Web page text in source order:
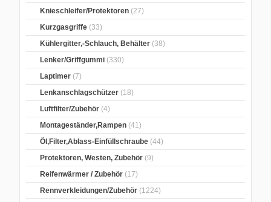
Knieschleifer/Protektoren (27)
Kurzgasgriffe (33)
Kühlergitter,-Schlauch, Behälter (38)
Lenker/Griffgummi (330)
Laptimer (7)
Lenkanschlagschützer (18)
Luftfilter/Zubehör (4)
Montageständer,Rampen (41)
Öl,Filter,Ablass-Einfüllschraube (44)
Protektoren, Westen, Zubehör (9)
Reifenwärmer / Zubehör (17)
Rennverkleidungen/Zubehör (1224)